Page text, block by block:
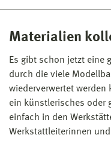
Materialien
Es gibt schon jetzt eine
durch die viele
wiederverwertet
ein künstlerisches oder
einfach in den
Werkstattleiterinnen